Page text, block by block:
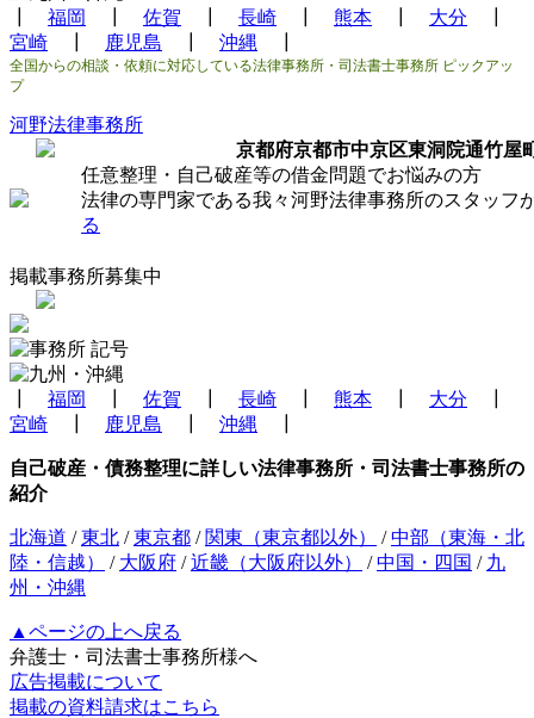
福岡 佐賀 長崎 熊本 大分
宮崎
鹿児島 沖縄
全国からの相談・依頼に対応している法律事務所・司法書士事務所 ピックアッ
プ
河野法律事務所
京都府京都市中京区東洞院通竹
任意整理・自己破産等の借金問題でお悩みの方
法律の専門家である我々河野法律事務所のスタッ
る
掲載事務所募集中
福岡 佐賀 長崎 熊本 大分
宮崎
鹿児島 沖縄
自己破産・債務整理に詳しい法律事務所・司法書士事務所の
紹介
北海道 /東北 /東京都 / 関東（東京都以外） /中部（東海・北
陸・信越）
/ 大阪府 /近畿（大阪府以外） /中国・四国 / 九
州・沖縄
▲ページの上へ戻る
弁護士・司法書士事務所様へ
広告掲載について
掲載の資料請求はこちら